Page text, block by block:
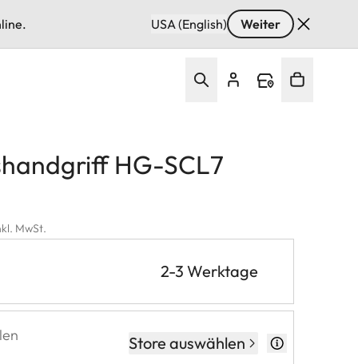
USA (English) Weiter
HG-SCL7
MwSt.
2-3 Werktage
Store auswählen